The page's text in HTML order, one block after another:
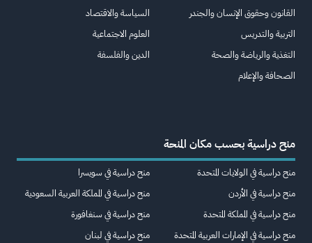
القانون وحقوق الإنسان والجندر
التربية والتدريس
التغذية والرياضة والصحة
الصحافة والإعلام
السياسة والاقتصاد
العلوم الاجتماعية
الدين والفلسفة
منح دراسية بحسب مكان المنحة
منح دراسية في الولايات المتحدة
منح دراسية في الأردن
منح دراسية في المملكة المتحدة
منح دراسية في الإمارات العربية المتحدة
منح دراسية في سويسرا
منح دراسية في المملكة العربية السعودية
منح دراسية في سنغافورة
منح دراسية في لبنان